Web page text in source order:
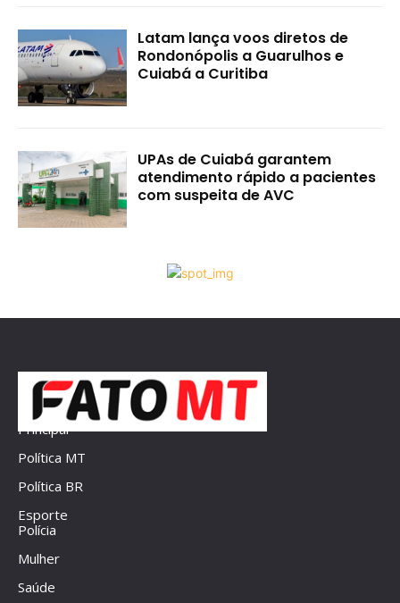
Latam lança voos diretos de
Rondonópolis a Guarulhos e
Cuiabá a Curitiba
UPAs de Cuiabá garantem
atendimento rápido a pacientes
com suspeita de AVC
Principal
Política MT
Política BR
Esporte
Polícia
Mulher
Saúde